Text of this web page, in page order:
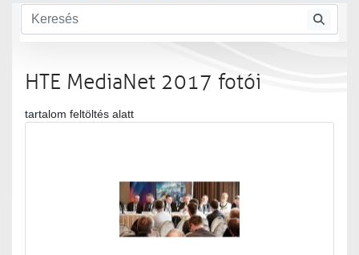
HTE MediaNet 2017 fotói
tartalom feltöltés alatt